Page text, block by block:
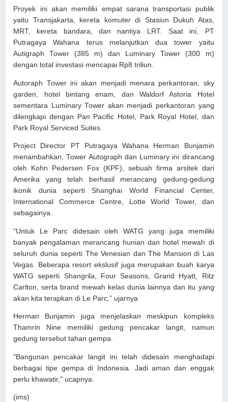
Proyek ini akan memiliki empat sarana transportasi publik
yaitu Transjakarta, kereta komuter di Stasiun Dukuh Atas,
MRT, kereta bandara, dan nantiya LRT. Saat ini, PT
Putragaya Wahana terus melanjutkan dua tower yaitu
Autigraph Tower (385 m) dan Luminary Tower (300 m)
dengan total investasi mencapai Rp8 triliun.
Autoraph Tower ini akan menjadi menara perkantoran, sky
garden, hotel bintang enam, dan Waldorf Astoria Hotel
sementara Luminary Tower akan menjadi perkantoran yang
dilengkapi dengan Pan Pacific Hotel, Park Royal Hotel, dan
Park Royal Serviced Suites.
Project Director PT Putragaya Wahana Herman Bunjamin
menambahkan, Tower Autograph dan Luminary ini dirancang
oleh Kohn Pedersen Fox (KPF), sebuah firma arsitek dari
Amerika yang telah berhasil merancang gedung-gedung
ikonik dunia seperti Shanghai World Financial Center,
International Commerce Centre, Lotte World Tower, dan
sebagainya.
“Untuk Le Parc didesain oleh WATG yang juga memiliki
banyak pengalaman merancang hunian dan hotel mewah di
seluruh dunia seperti The Venesian dan The Mansion di Las
Vegas. Beberapa resort ekslusif juga merupakan buah karya
WATG seperti Shangrila, Four Seasons, Grand Hyatt, Ritz
Carlton, serta brand mewah kelas dunia lainnya dan itu yang
akan kita terapkan di Le Parc,” ujarnya
Herman Bunjamin juga menjelaskan meskipun kompleks
Thamrin Nine memiliki gedung pencakar langit, namun
gedung tersebut tahan gempa.
"Bangunan pencakar langit ini telah didesain menghadapi
berbagai tipe gempa di Indonesia. Jadi aman dan enggak
perlu khawatir," ucapnya.
(ims)